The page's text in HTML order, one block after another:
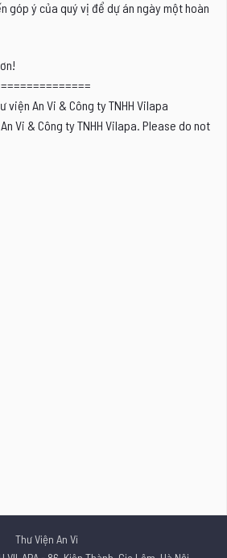
góp ý của quý vị để dự án ngày một hoàn
An Vi & Công ty TNHH Vilapa
Vi & Công ty TNHH Vilapa. Please do not
Thư Viện An Vi